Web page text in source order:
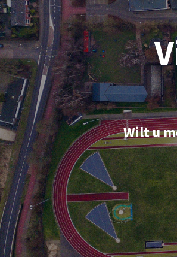
Wilt u